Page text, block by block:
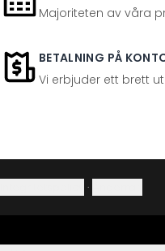
Majoriteten av våra
BETALNING PÅ
Vi erbjuder ett brett
·